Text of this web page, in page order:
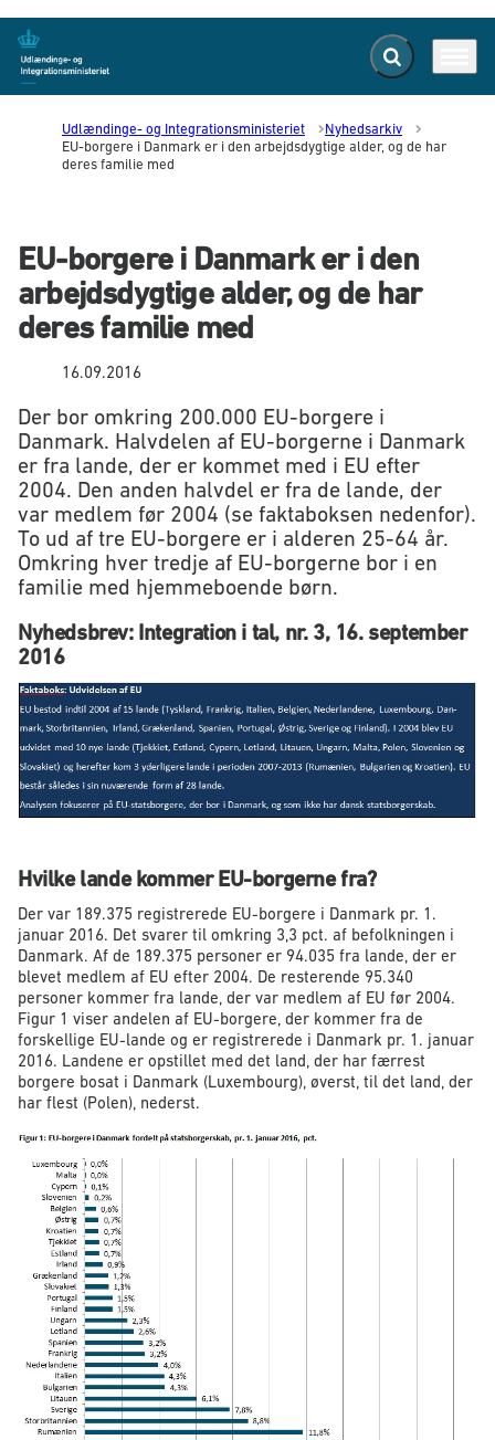
Gå til forsiden Fold søgefelt ud
Udlændinge- og Integrationsministeriet
Nyhedsarkiv
EU-borgere i Danmark er i den arbejdsdygtige alder, og de har
deres familie med
EU-borgere i Danmark er i den
arbejdsdygtige alder, og de har
deres familie med
16.09.2016
Der bor omkring 200.000 EU-borgere i
Danmark. Halvdelen af EU-borgerne i Danmark
er fra lande, der er kommet med i EU efter
2004. Den anden halvdel er fra de lande, der
var medlem før 2004 (se faktaboksen nedenfor).
To ud af tre EU-borgere er i alderen 25-64 år.
Omkring hver tredje af EU-borgerne bor i en
familie med hjemmeboende børn.
Nyhedsbrev: Integration i tal, nr. 3, 16. september
2016
Hvilke lande kommer EU-borgerne fra?
Der var 189.375 registrerede EU-borgere i Danmark pr. 1.
januar 2016. Det svarer til omkring 3,3 pct. af befolkningen i
Danmark. Af de 189.375 personer er 94.035 fra lande, der er
blevet medlem af EU efter 2004. De resterende 95.340
personer kommer fra lande, der var medlem af EU før 2004.
Figur 1 viser andelen af EU-borgere, der kommer fra de
forskellige EU-lande og er registrerede i Danmark pr. 1. januar
2016. Landene er opstillet med det land, der har færrest
borgere bosat i Danmark (Luxembourg), øverst, til det land, der
har flest (Polen), nederst.